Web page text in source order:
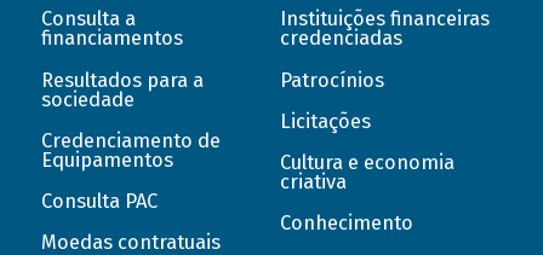
Consulta a
financiamentos
Resultados para a
sociedade
Credenciamento de
Equipamentos
Consulta PAC
Moedas contratuais
Instituições financeiras
credenciadas
Patrocínios
Licitações
Cultura e economia
criativa
Conhecimento